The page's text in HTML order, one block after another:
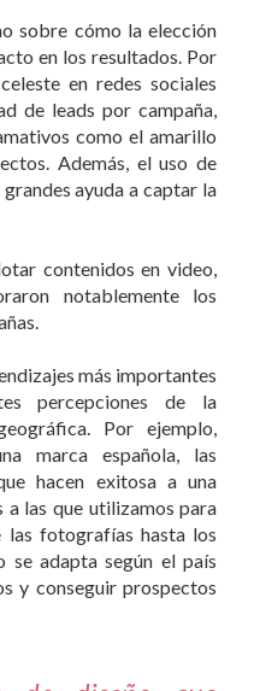
sobre cómo la elección
en los resultados. Por
en redes sociales
de leads por campaña,
como el amarillo
Además, el uso de
ayuda a captar la
contenidos en video,
notablemente los
más importantes
percepciones de la
Por ejemplo,
marca española, las
hacen exitosa a una
a las que utilizamos para
las fotografías hasta los
adapta según el país
y conseguir prospectos